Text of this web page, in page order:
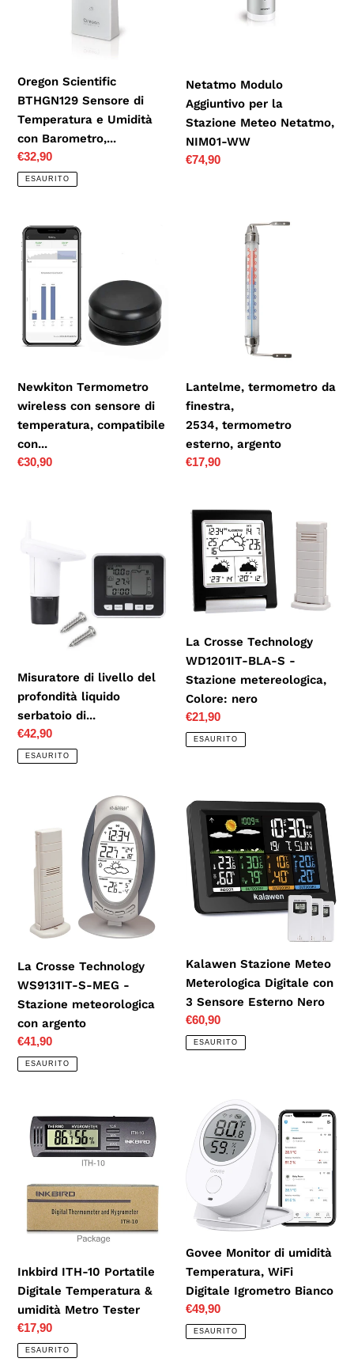
Barometro,...
Oregon Scientific
BTHGN129 Sensore di
Temperatura e Umidità
con Barometro,...
Prezzo
di
listino
€32,90
ESAURITO
WW
Netatmo Modulo
Aggiuntivo per la
Stazione Meteo Netatmo,
NIM01-WW
Prezzo
€74,90
Newkiton
Termometro
wireless
sensore
temperatura,
Newkiton Termometro
wireless con sensore di
temperatura, compatibile
con...
Prezzo
€30,90
termometro
2534, termometro
Lantelme, termometro da
finestra,
2534, termometro
esterno, argento
Prezzo
€17,90
livello
profondità
liquido
serbatoio
Misuratore di livello del
profondità liquido
serbatoio di...
Prezzo
di
listino
€42,90
ESAURITO
La
Crosse
Technology
WD1201IT-
BLA-
S
Stazione
metereologica,
Colore:
nero
La Crosse Technology
WD1201IT-BLA-S -
Stazione metereologica,
Colore: nero
Prezzo
di
listino
€21,90
ESAURITO
Technology
WS9131IT-
MEG
Stazione
con
argento
La Crosse Technology
WS9131IT-S-MEG -
Stazione meteorologica
con argento
Prezzo
di
listino
€41,90
ESAURITO
Kalawen
Stazione
Meteo
Meterologica
Digitale
con
Nero
Kalawen Stazione Meteo
Meterologica Digitale con
3 Sensore Esterno Nero
Prezzo
di
listino
€60,90
ESAURITO
ITH-
10
Digitale
Temperatura
Tester
Inkbird ITH-10 Portatile
Digitale Temperatura &
umidità Metro Tester
Prezzo
di
€17,90
ESAURITO
Govee
Monitor
umidità
Temperatura,
WiFi
Digitale
Bianco
Govee Monitor di umidità
Temperatura, WiFi
Digitale Igrometro Bianco
Prezzo
di
listino
€49,90
ESAURITO